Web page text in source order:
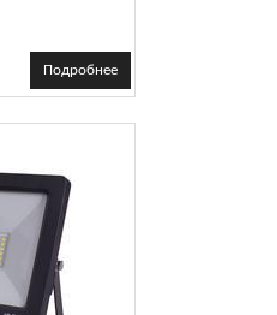
Подробнее